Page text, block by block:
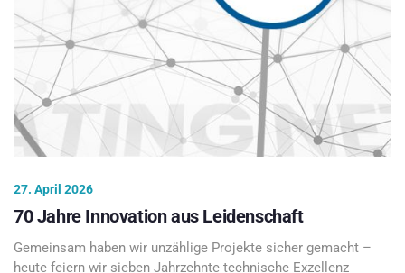
27. April 2026
70 Jahre Innovation aus Leidenschaft
Gemeinsam haben wir unzählige Projekte sicher gemacht –
heute feiern wir sieben Jahrzehnte technische Exzellenz